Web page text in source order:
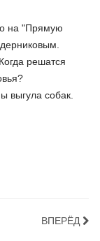
на "Прямую
решатся
выгула собак.
ВПЕРЁД